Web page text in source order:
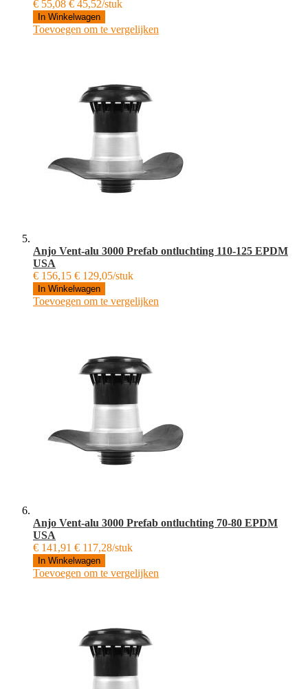
€ 55,08 € 45,52/stuk
In Winkelwagen
Toevoegen om te vergelijken
Anjo Vent-alu 3000 Prefab ontluchting 110-125 EPDM
USA
€ 156,15 € 129,05/stuk
In Winkelwagen
Toevoegen om te vergelijken
Anjo Vent-alu 3000 Prefab ontluchting 70-80 EPDM
USA
€ 141,91 € 117,28/stuk
In Winkelwagen
Toevoegen om te vergelijken